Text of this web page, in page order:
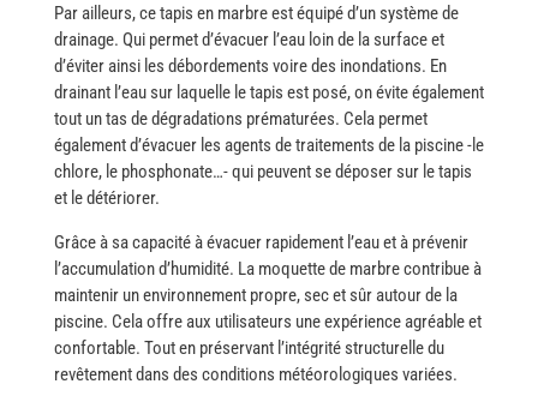
Par​‍​‌‍​‍‌ ailleurs, ce tapis en marbre est équipé d’un système de
drainage. Qui permet d’évacuer l’eau loin de la surface et
d’éviter ainsi les débordements voire des inondations. En
drainant l’eau sur laquelle le tapis est posé, on évite également
tout un tas de dégradations prématurées. Cela permet
également d’évacuer les agents de traitements de la piscine -le
chlore, le phosphonate…- qui peuvent se déposer sur le tapis
et le détériorer. ​‍​‌‍​‍‌
Grâce à sa capacité à évacuer rapidement l’eau et à prévenir
l’accumulation d’humidité. La moquette de marbre contribue à
maintenir un environnement propre, sec et sûr autour de la
piscine. Cela offre aux utilisateurs une expérience agréable et
confortable. Tout en préservant l’intégrité structurelle du
revêtement dans des conditions météorologiques variées.